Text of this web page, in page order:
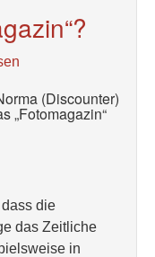
(Discounter)
„Fotomagazin“
dass die
das Zeitliche
in